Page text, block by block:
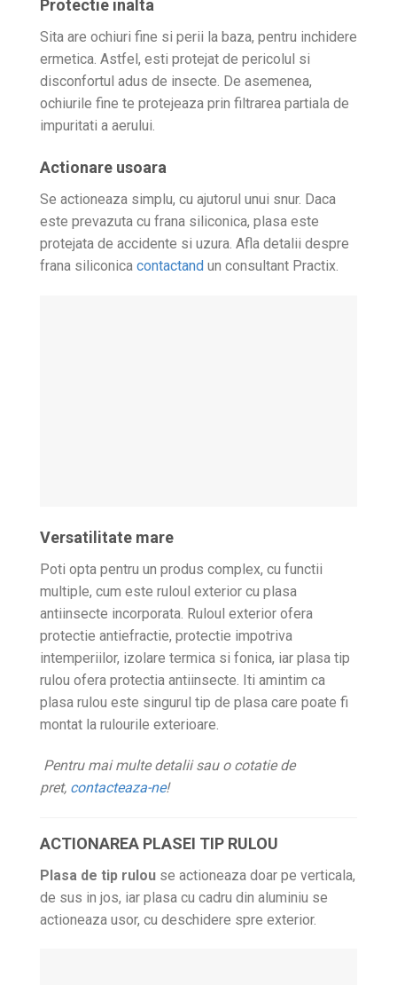
Protectie inalta
Sita are ochiuri fine si perii la baza, pentru inchidere
ermetica. Astfel, esti protejat de pericolul si
disconfortul adus de insecte. De asemenea,
ochiurile fine te protejeaza prin filtrarea partiala de
impuritati a aerului.
Actionare usoara
Se actioneaza simplu, cu ajutorul unui snur. Daca
este prevazuta cu frana siliconica, plasa este
protejata de accidente si uzura. Afla detalii despre
frana siliconica contactand un consultant Practix.
Versatilitate mare
Poti opta pentru un produs complex, cu functii
multiple, cum este ruloul exterior cu plasa
antiinsecte incorporata. Ruloul exterior ofera
protectie antiefractie, protectie impotriva
intemperiilor, izolare termica si fonica, iar plasa tip
rulou ofera protectia antiinsecte. Iti amintim ca
plasa rulou este singurul tip de plasa care poate fi
montat la rulourile exterioare.
Pentru mai multe detalii sau o cotatie de
pret, contacteaza-ne!
ACTIONAREA PLASEI TIP RULOU
Plasa de tip rulou se actioneaza doar pe verticala,
de sus in jos, iar plasa cu cadru din aluminiu se
actioneaza usor, cu deschidere spre exterior.